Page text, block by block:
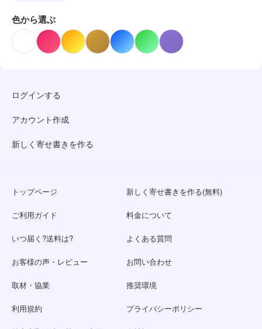
色から選ぶ
ログインする
アカウント作成
新しく寄せ書きを作る
トップページ 新しく寄せ書きを作る(無料)
ご利用ガイド 料金について
いつ届く?送料は? よくある質問
お客様の声・レビュー お問い合わせ
取材・協業 推奨環境
利用規約 プライバシーポリシー